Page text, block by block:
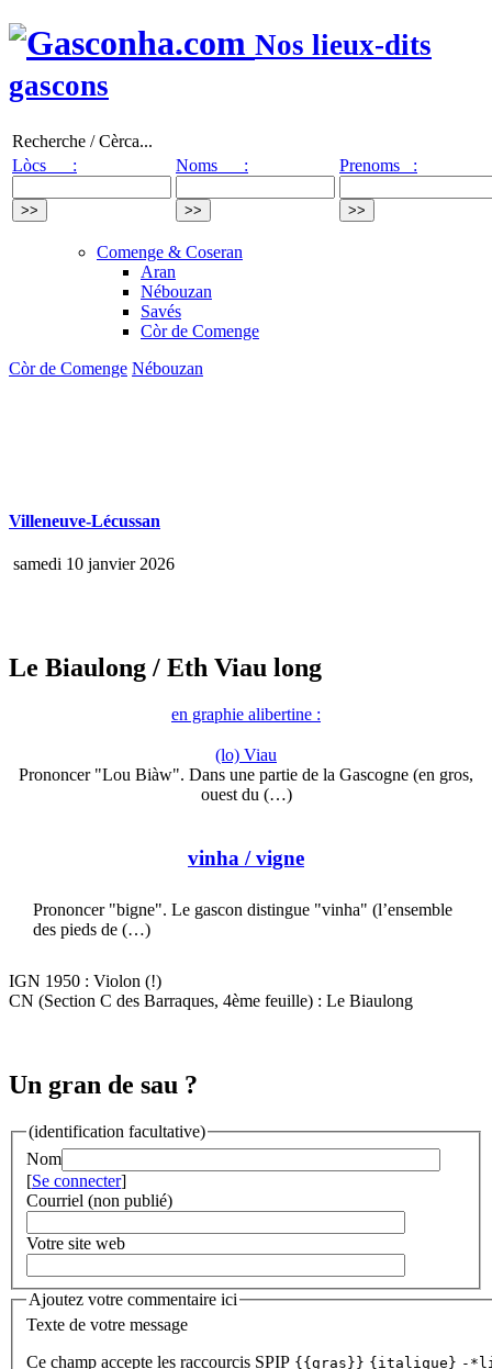
Nos lieux-dits
gascons
Recherche / Cèrca...
Lòcs :
Noms : Prenoms :
Comenge & Coseran
Aran
Nébouzan
Savés
Còr de Comenge
Còr de Comenge Nébouzan
Villeneuve-Lécussan
samedi 10 janvier 2026
Le Biaulong / Eth Viau long
en graphie alibertine :
(lo) Viau
Prononcer "Lou Biàw". Dans une partie de la Gascogne (en gros,
ouest du (…)
vinha / vigne
Prononcer "bigne". Le gascon distingue "vinha" (l’ensemble
des pieds de (…)
IGN 1950 : Violon (!)
CN (Section C des Barraques, 4ème feuille) : Le Biaulong
Un gran de sau ?
(identification facultative)
Nom
[Se connecter]
Courriel (non publié)
Votre site web
Ajoutez votre commentaire ici
Texte de votre message
Ce champ accepte les raccourcis SPIP {{gras}} {italique} -